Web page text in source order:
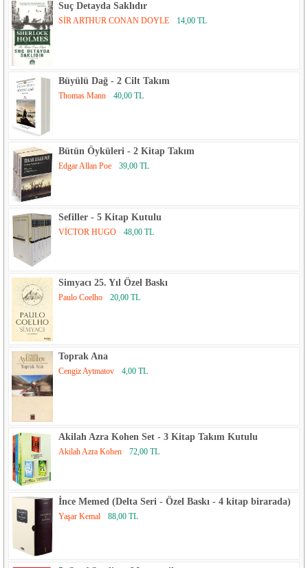
Suç Detayda Saklıdır
SİR ARTHUR CONAN DOYLE 14,00 TL
Büyülü Dağ - 2 Cilt Takım
Thomas Mann 40,00 TL
Bütün Öyküleri - 2 Kitap Takım
Edgar Allan Poe 39,00 TL
Sefiller - 5 Kitap Kutulu
VİCTOR HUGO 48,00 TL
Simyacı 25. Yıl Özel Baskı
Paulo Coelho 20,00 TL
Toprak Ana
Cengiz Aytmatov 4,00 TL
Akilah Azra Kohen Set - 3 Kitap Takım Kutulu
Akilah Azra Kohen 72,00 TL
İnce Memed (Delta Seri - Özel Baskı - 4 kitap birarada)
Yaşar Kemal 88,00 TL